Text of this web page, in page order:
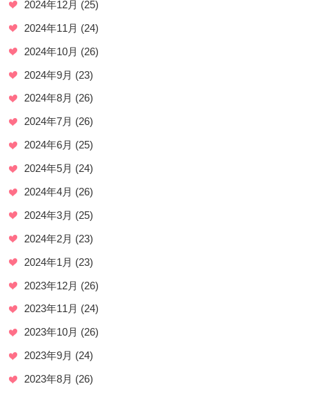
2024年12月 (25)
2024年11月 (24)
2024年10月 (26)
2024年9月 (23)
2024年8月 (26)
2024年7月 (26)
2024年6月 (25)
2024年5月 (24)
2024年4月 (26)
2024年3月 (25)
2024年2月 (23)
2024年1月 (23)
2023年12月 (26)
2023年11月 (24)
2023年10月 (26)
2023年9月 (24)
2023年8月 (26)